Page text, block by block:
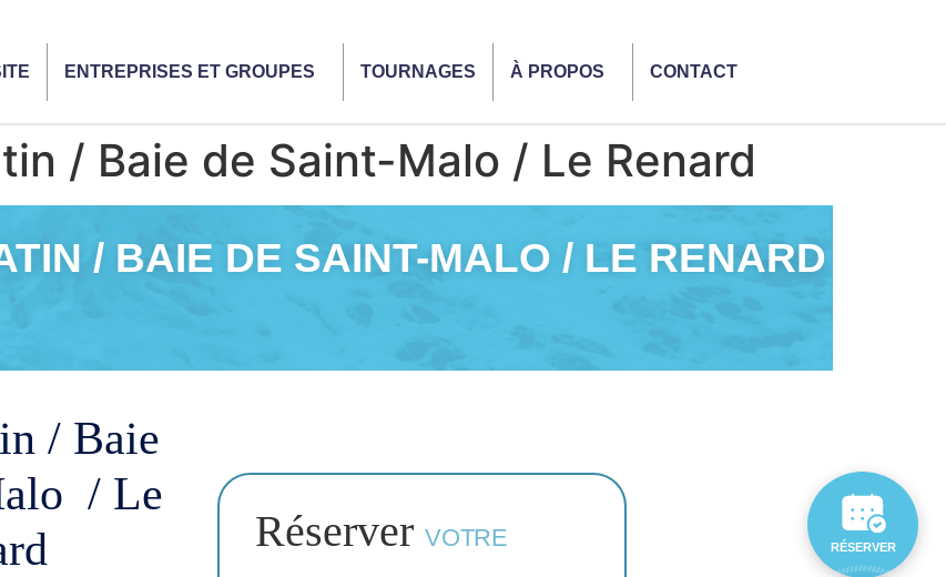
ENTREPRISES ET GROUPES TOURNAGES À PROPOS CONTACT
/ Baie de Saint-Malo / Le Renard
/ BAIE DE SAINT-MALO / LE RENARD
/ Baie
/ Le
Réserver VOTRE RÉSERVER